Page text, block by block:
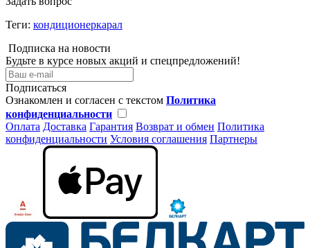
Теги: кондиционеркарал
Подписка на новости
Будьте в курсе новых акций и спецпредложений!
Подписаться
Ознакомлен и согласен с текстом Политика
конфиденциальности
Оплата Доставка Гарантия Возврат и обмен Политика
конфиденциальности Условия соглашения Партнеры